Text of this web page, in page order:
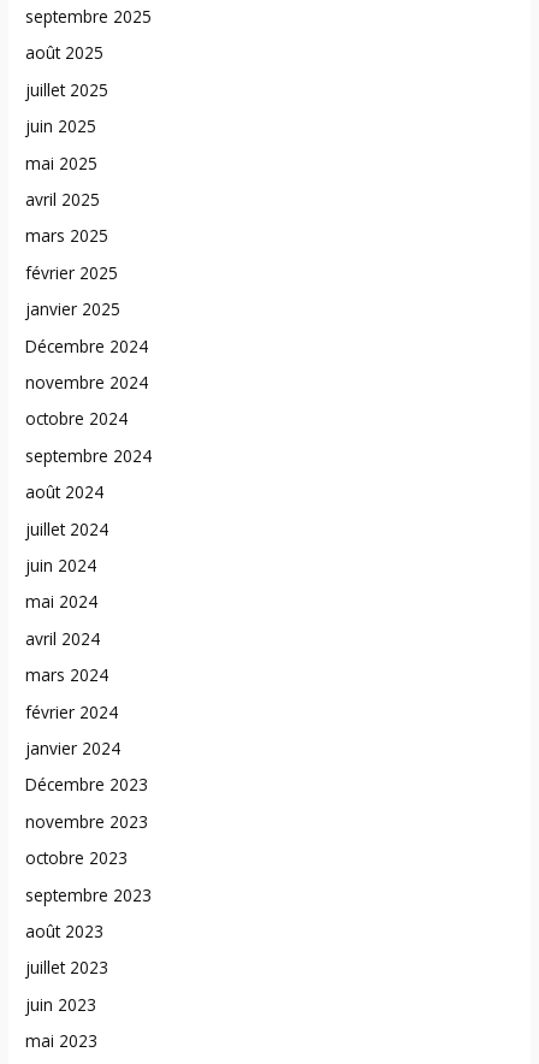
septembre 2025
août 2025
juillet 2025
juin 2025
mai 2025
avril 2025
mars 2025
février 2025
janvier 2025
Décembre 2024
novembre 2024
octobre 2024
septembre 2024
août 2024
juillet 2024
juin 2024
mai 2024
avril 2024
mars 2024
février 2024
janvier 2024
Décembre 2023
novembre 2023
octobre 2023
septembre 2023
août 2023
juillet 2023
juin 2023
mai 2023